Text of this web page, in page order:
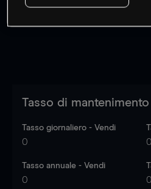
Tasso di mantenimento
Tasso giornaliero - Vendi
0 0
Tasso annuale - Vendi
0 0